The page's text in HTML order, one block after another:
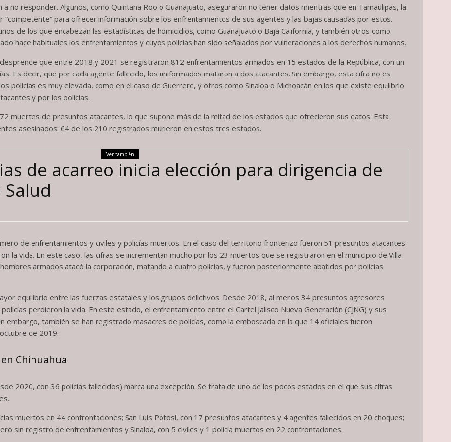
no responder. Algunos, como Quintana Roo o Guanajuato, aseguraron no tener datos mientras que en Tamaulipas, la
“competente” para ofrecer información sobre los enfrentamientos de sus agentes y las bajas causadas por estos.
de los que encabezan las estadísticas de homicidios, como Guanajuato o Baja California, y también otros como
hace habituales los enfrentamientos y cuyos policías han sido señalados por vulneraciones a los derechos humanos.
que entre 2018 y 2021 se registraron 812 enfrentamientos armados en 15 estados de la República, con un
Es decir, que por cada agente fallecido, los uniformados mataron a dos atacantes. Sin embargo, esta cifra no es
policías es muy elevada, como en el caso de Guerrero, y otros como Sinaloa o Michoacán en los que existe equilibrio
y por los policías.
muertes de presuntos atacantes, lo que supone más de la mitad de los estados que ofrecieron sus datos. Esta
asesinados: 64 de los 210 registrados murieron en estos tres estados.
Ver también
de acarreo inicia elección para dirigencia de
de enfrentamientos y civiles y policías muertos. En el caso del territorio fronterizo fueron 51 presuntos atacantes
la vida. En este caso, las cifras se incrementan mucho por los 23 muertos que se registraron en el municipio de Villa
armados atacó la corporación, matando a cuatro policías, y fueron posteriormente abatidos por policías
equilibrio entre las fuerzas estatales y los grupos delictivos. Desde 2018, al menos 34 presuntos agresores
perdieron la vida. En este estado, el enfrentamiento entre el Cartel Jalisco Nueva Generación (CJNG) y sus
embargo, también se han registrado masacres de policías, como la emboscada en la que 14 oficiales fueron
de 2019.
Chihuahua
2020, con 36 policías fallecidos) marca una excepción. Se trata de uno de los pocos estados en el que sus cifras
muertos en 44 confrontaciones; San Luis Potosí, con 17 presuntos atacantes y 4 agentes fallecidos en 20 choques;
sin registro de enfrentamientos y Sinaloa, con 5 civiles y 1 policía muertos en 22 confrontaciones.